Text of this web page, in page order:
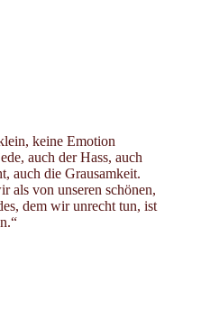
keine Emotion
auch der Hass, auch
auch die Grausamkeit.
als von unseren schönen,
dem wir unrecht tun, ist